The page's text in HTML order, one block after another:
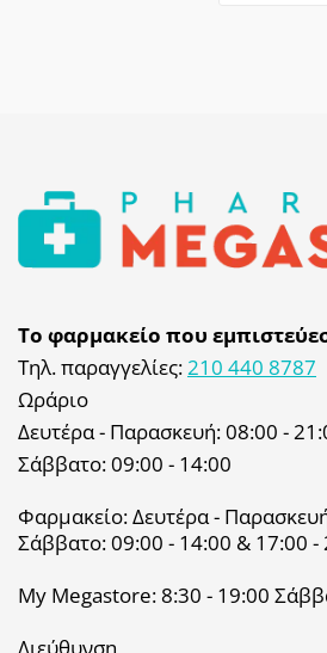
Το φαρμακείο που
Τηλ. παραγγελίες:210 440 8787
Ωράριο
Δευτέρα - Παρασκευή: 08:00 -
Σάββατο: 09:00 - 14:00
Φαρμακείο: Δευτέρα -
Σάββατο: 09:00 - 14:00 & 17:00 -
My Megastore: 8:30 - 19:00